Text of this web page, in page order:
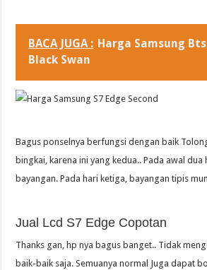
BACA JUGA : Harga Samsung Bts
Black Swan
Bagus ponselnya berfungsi dengan baik
bingkai, karena ini yang kedua.. Pada awal
bayangan. Pada hari ketiga, bayangan tipis
Jual Lcd S7 Edge Copotan
Thanks gan, hp nya bagus banget.. Tidak
baik-baik saja. Semuanya normal Juga dapat